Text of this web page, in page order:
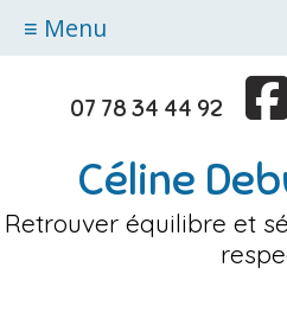
07 78 34 44 92
Céline
Retrouver équilibre et
≡ Menu